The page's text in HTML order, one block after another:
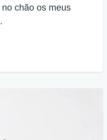
chão os meus